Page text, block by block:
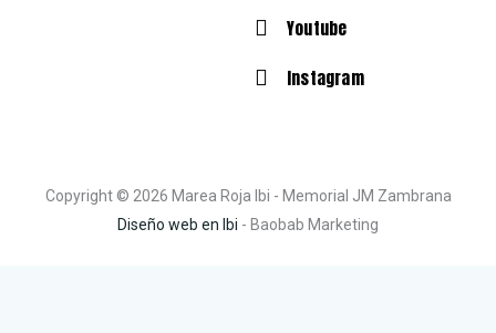
Youtube
Instagram
Copyright © 2026 Marea Roja Ibi - Memorial JM Zambrana
Diseño web en Ibi - Baobab Marketing